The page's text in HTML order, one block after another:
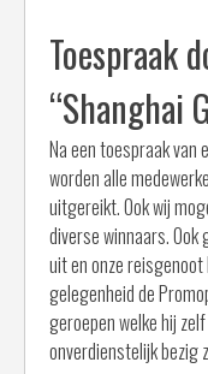
Toespraak
“Shanghai
Na een toespraak van
worden alle
uitgereikt. Ook wij
diverse winnaars.
uit en onze
gelegenheid de
geroepen welke hij
onverdienstelijk bezig